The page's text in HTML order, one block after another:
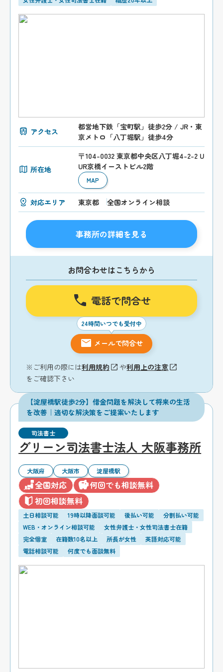
アクセス
都営地下鉄「宝町駅」徒歩2分 / JR・東
京メトロ「八丁堀駅」徒歩4分
所在地
〒104-0032 東京都中央区八丁堀4-2-2 U
UR京橋イーストビル2階
MAP
対応エリア 東京都 全国オンライン相談
事務所の詳細を見る
お問合わせはこちらから
電話で問合せ
24時間いつでも受付中
メールで問合せ
※ご利用の際には利用規約 や利用上の注意
をご確認下さい
【淀屋橋駅徒歩2分】借金問題を解決して将来の生活
を改善｜適切な解決策をご提案いたします
司法書士
グリーン司法書士法人 大阪事務所
大阪府 大阪市 淀屋橋駅
全国対応
何回でも相談無料
初回相談無料
土日相談可能 19時以降面談可能 後払い可能
分割払い可能
WEB・オンライン相談可能
女性弁護士・女性司法書士在籍
完全個室
在籍数10名以上 所長が女性
英語対応可能
電話相談可能
何度でも面談無料